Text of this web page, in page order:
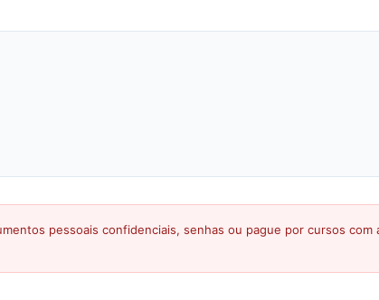
pessoais confidenciais, senhas ou pague por cursos com